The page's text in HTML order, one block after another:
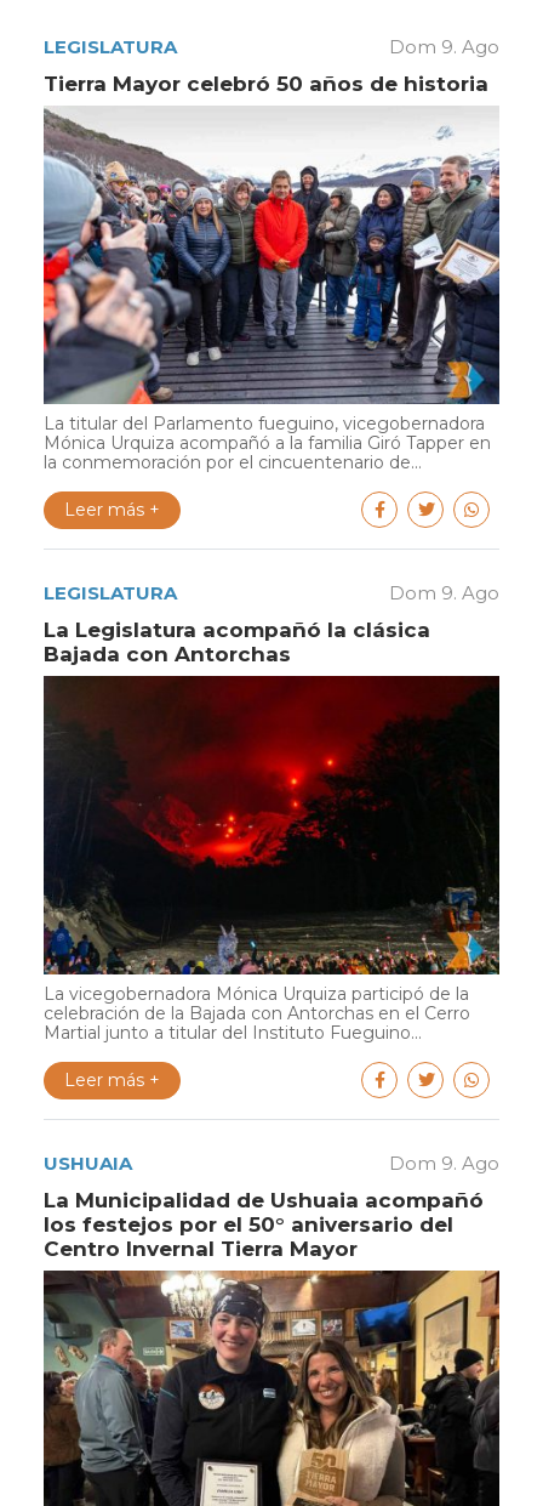
LEGISLATURA Dom 9. Ago
Tierra Mayor celebró 50 años de historia
La titular del Parlamento fueguino, vicegobernadora
Mónica Urquiza acompañó a la familia Giró Tapper en
la conmemoración por el cincuentenario de...
Leer más +
LEGISLATURA Dom 9. Ago
La Legislatura acompañó la clásica
Bajada con Antorchas
La vicegobernadora Mónica Urquiza participó de la
celebración de la Bajada con Antorchas en el Cerro
Martial junto a titular del Instituto Fueguino...
Leer más +
USHUAIA Dom 9. Ago
La Municipalidad de Ushuaia acompañó
los festejos por el 50° aniversario del
Centro Invernal Tierra Mayor